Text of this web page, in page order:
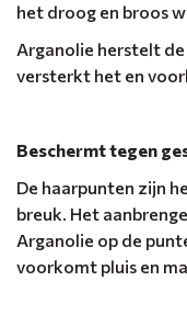
het droog en broos
Arganolie herstelt
versterkt het en
Beschermt tegen
De haarpunten zijn
breuk. Het
Arganolie op de
voorkomt pluis en